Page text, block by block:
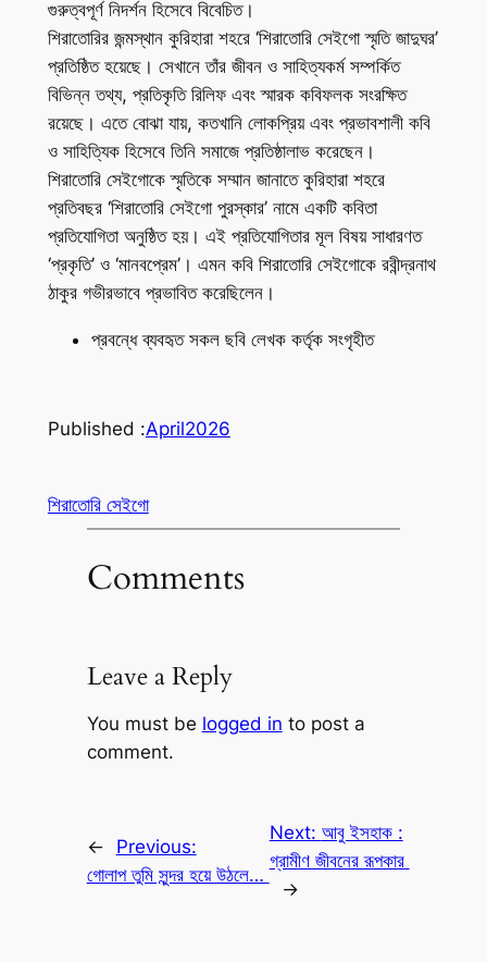
গুরুত্বপূর্ণ নিদর্শন হিসেবে বিবেচিত।
শিরাতোরির জন্মস্থান কুরিহারা শহরে ‘শিরাতোরি সেইগো স্মৃতি জাদুঘর’
প্রতিষ্ঠিত হয়েছে। সেখানে তাঁর জীবন ও সাহিত্যকর্ম সম্পর্কিত
বিভিন্ন তথ্য, প্রতিকৃতি রিলিফ এবং স্মারক কবিফলক সংরক্ষিত
রয়েছে। এতে বোঝা যায়, কতখানি লোকপ্রিয় এবং প্রভাবশালী কবি
ও সাহিত্যিক হিসেবে তিনি সমাজে প্রতিষ্ঠালাভ করেছেন।
শিরাতোরি সেইগোকে স্মৃতিকে সম্মান জানাতে কুরিহারা শহরে
প্রতিবছর ‘শিরাতোরি সেইগো পুরস্কার’ নামে একটি কবিতা
প্রতিযোগিতা অনুষ্ঠিত হয়। এই প্রতিযোগিতার মূল বিষয় সাধারণত
‘প্রকৃতি’ ও ‘মানবপ্রেম’। এমন কবি শিরাতোরি সেইগোকে রবীন্দ্রনাথ
ঠাকুর গভীরভাবে প্রভাবিত করেছিলেন।
প্রবন্ধে ব্যবহৃত সকল ছবি লেখক কর্তৃক সংগৃহীত
Published :April2026
শিরাতোরি সেইগো
Comments
Leave a Reply
You must be logged in to post a
comment.
←
Previous:
গোলাপ তুমি সুন্দর হয়ে উঠলে…
Next: আবু ইসহাক :
গ্রামীণ জীবনের রূপকার
→